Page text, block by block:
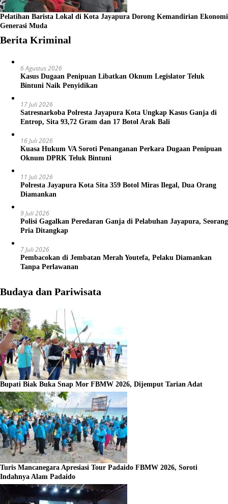
Pelatihan Barista Lokal di Kota Jayapura Dorong Kemandirian Ekonomi
Generasi Muda
Berita Kriminal
6 Agustus 2026
Kasus Dugaan Penipuan Libatkan Oknum Legislator Teluk
Bintuni Naik Penyidikan
17 Juli 2026
Satresnarkoba Polresta Jayapura Kota Ungkap Kasus Ganja di
Entrop, Sita 93,72 Gram dan 17 Botol Arak Bali
16 Juli 2026
Kuasa Hukum VA Soroti Penanganan Perkara Dugaan Penipuan
Oknum DPRK Teluk Bintuni
11 Juli 2026
Polresta Jayapura Kota Sita 359 Botol Miras Ilegal, Dua Orang
Diamankan
9 Juli 2026
Polisi Gagalkan Peredaran Ganja di Pelabuhan Jayapura, Seorang
Pria Ditangkap
7 Juli 2026
Pembacokan di Jembatan Merah Youtefa, Pelaku Diamankan
Tanpa Perlawanan
Budaya dan Pariwisata
Bupati Biak Buka Snap Mor FBMW 2026, Dijemput Tarian Adat
Turis Mancanegara Apresiasi Tour Padaido FBMW 2026, Soroti
Indahnya Alam Padaido